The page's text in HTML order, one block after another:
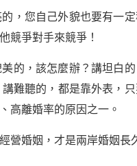
，您自己外貌也要有一
競爭對手來競爭！
的，該怎麼辦？講坦白的
難聽的，都是靠外表，
高離婚率的原因之一。
營婚姻，才是兩岸婚姻長